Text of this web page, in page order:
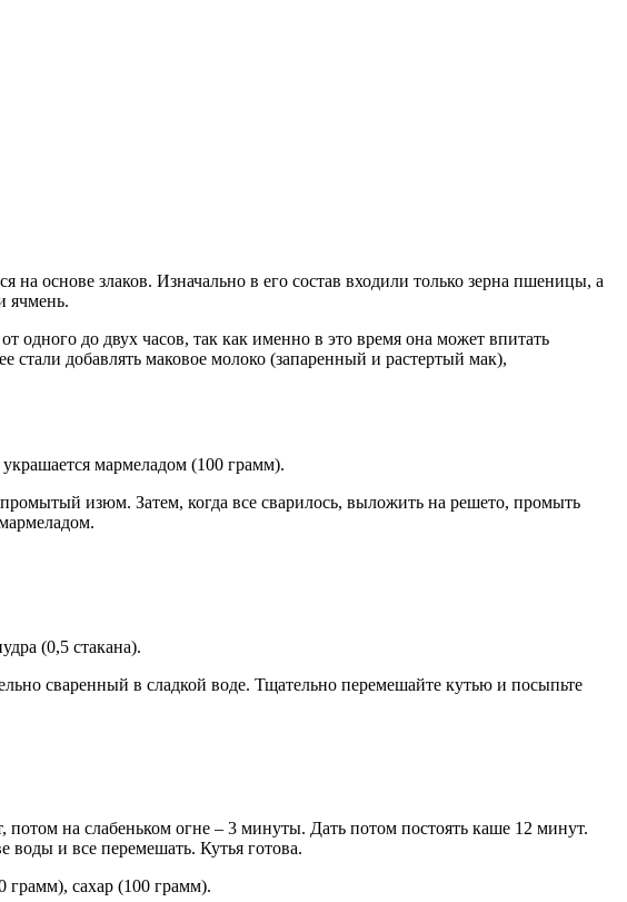
основе злаков. Изначально в его состав входили только зерна пшеницы, а
ячмень.
одного до двух часов, так как именно в это время она может впитать
добавлять маковое молоко (запаренный и растертый мак),
мармеладом (100 грамм).
изюм. Затем, когда все сварилось, выложить на решето, промыть
(0,5 стакана).
сваренный в сладкой воде. Тщательно перемешайте кутью и посыпьте
на слабеньком огне – 3 минуты. Дать потом постоять каше 12 минут.
воды и все перемешать. Кутья готова.
грамм), сахар (100 грамм).